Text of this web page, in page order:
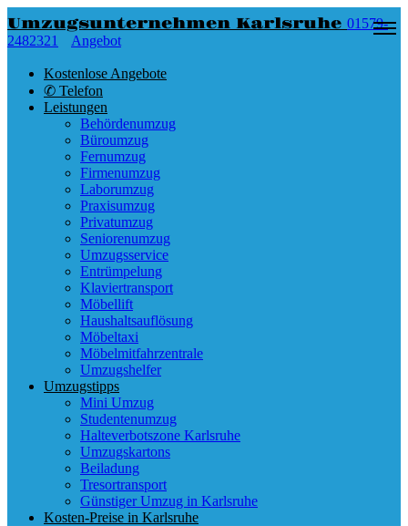
Umzugsunternehmen Karlsruhe 01579-
2482321
Angebot
Kostenlose Angebote
✆ Telefon
Leistungen
Behördenumzug
Büroumzug
Fernumzug
Firmenumzug
Laborumzug
Praxisumzug
Privatumzug
Seniorenumzug
Umzugsservice
Entrümpelung
Klaviertransport
Möbellift
Haushaltsauflösung
Möbeltaxi
Möbelmitfahrzentrale
Umzugshelfer
Umzugstipps
Mini Umzug
Studentenumzug
Halteverbotszone Karlsruhe
Umzugskartons
Beiladung
Tresortransport
Günstiger Umzug in Karlsruhe
Kosten-Preise in Karlsruhe